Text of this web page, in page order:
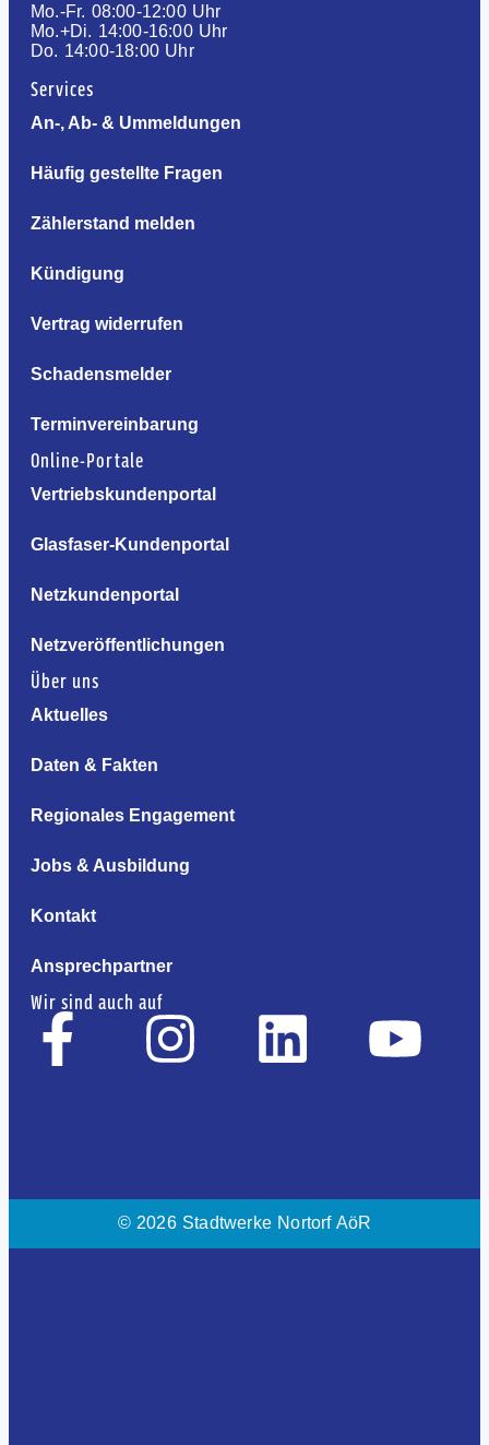
Mo.-Fr. 08:00-12:00 Uhr
Mo.+Di. 14:00-16:00 Uhr
Do. 14:00-18:00 Uhr
Services
An-, Ab- & Ummeldungen
Häufig gestellte Fragen
Zählerstand melden
Kündigung
Vertrag widerrufen
Schadensmelder
Terminvereinbarung
Online-Portale
Vertriebskundenportal
Glasfaser-Kundenportal
Netzkundenportal
Netzveröffentlichungen
Über uns
Aktuelles
Daten & Fakten
Regionales Engagement
Jobs & Ausbildung
Kontakt
Ansprechpartner
Wir sind auch auf
© 2026 Stadtwerke Nortorf AöR